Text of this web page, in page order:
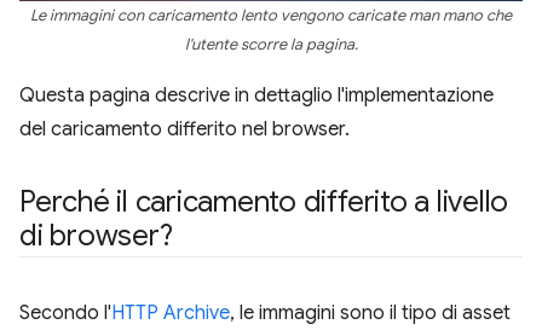
Le immagini con caricamento lento vengono caricate man mano che
l'utente scorre la pagina.
Questa pagina descrive in dettaglio l'implementazione
del caricamento differito nel browser.
Perché il caricamento differito a livello
di browser?
Secondo l'HTTP Archive, le immagini sono il tipo di asset